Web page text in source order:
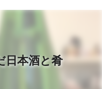
日本酒と肴